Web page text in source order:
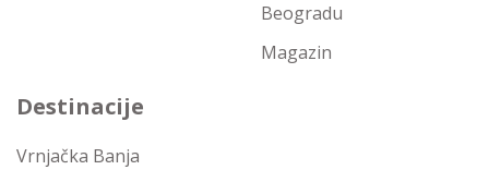
Beogradu
Magazin
Destinacije
Vrnjačka Banja